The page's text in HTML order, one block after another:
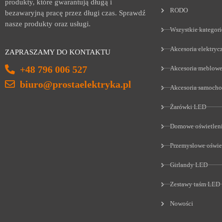
produkty, które gwarantują długą i
bezawaryjną pracę przez długi czas. Sprawdź
nasze produkty oraz usługi.
ZAPRASZAMY DO KONTAKTU
+48 796 006 527
biuro@prostaelektryka.pl
RODO
Wszystkie
Akcesoria
Akcesoria meblowe
Akcesoria
Żarówki LED
Domowe
Przemysłowe
Girlandy LED
Zestawy taśm LED
Nowości